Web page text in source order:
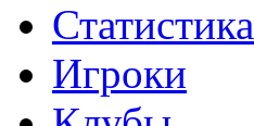
Статистика
Игроки